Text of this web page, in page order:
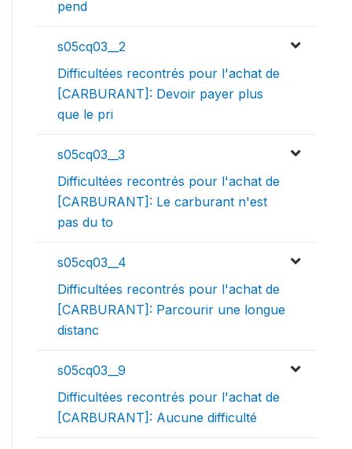
pend
s05cq03__2
Difficultées recontrés pour l'achat de
[CARBURANT]: Devoir payer plus
que le pri
s05cq03__3
Difficultées recontrés pour l'achat de
[CARBURANT]: Le carburant n'est
pas du to
s05cq03__4
Difficultées recontrés pour l'achat de
[CARBURANT]: Parcourir une longue
distanc
s05cq03__9
Difficultées recontrés pour l'achat de
[CARBURANT]: Aucune difficulté